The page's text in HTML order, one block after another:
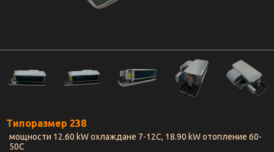
Типоразмер 238
мощности 12.60 kW охлaждане 7-12С, 18.90 kW отопление 60-
50C